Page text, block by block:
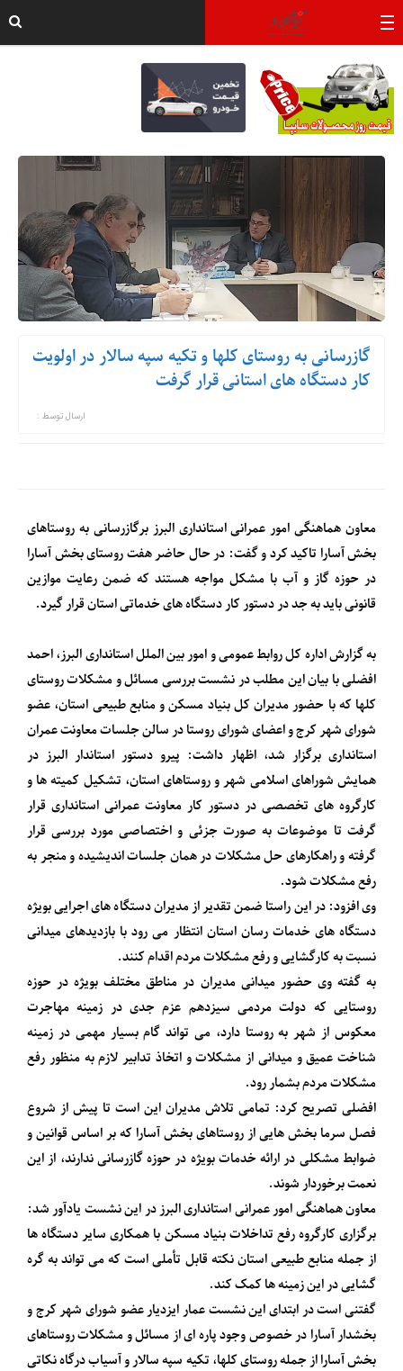
گازرسانی به روستای کلها و تکیه سپه سالار در اولویت
کار دستگاه های استانی قرار گرفت
ارسال توسط :
معاون هماهنگی امور عمرانی استانداری البرز برگازرسانی به روستاهای
بخش آسارا تاکید کرد و گفت: در حال حاضر هفت روستای بخش آسارا
در حوزه گاز و آب با مشکل مواجه هستند که ضمن رعایت موازین
قانونی باید به جد در دستور کار دستگاه های خدماتی استان قرار گیرد.
به گزارش اداره کل روابط عمومی و امور بین الملل استانداری البرز، احمد
افضلی با بیان این مطلب در نشست بررسی مسائل و مشکلات روستای
کلها که با حضور مدیران کل بنیاد مسکن و منابع طبیعی استان، عضو
شورای شهر کرج و اعضای شورای روستا در سالن جلسات معاونت عمران
استانداری برگزار شد، اظهار داشت: پیرو دستور استاندار البرز در
همایش شوراهای اسلامی شهر و روستاهای استان، تشکیل کمیته ها و
کارگروه های تخصصی در دستور کار معاونت عمرانی استانداری قرار
گرفت تا موضوعات به صورت جزئی و اختصاصی مورد بررسی قرار
گرفته و راهکارهای حل مشکلات در همان جلسات اندیشیده و منجر به
رفع مشکلات شود.
وی افزود: در این راستا ضمن تقدیر از مدیران دستگاه های اجرایی بویژه
دستگاه های خدمات رسان استان انتظار می رود با بازدیدهای میدانی
نسبت به کارگشایی و رفع مشکلات مردم اقدام کنند.
به گفته وی حضور میدانی مدیران در مناطق مختلف بویژه در حوزه
روستایی که دولت مردمی سیزدهم عزم جدی در زمینه مهاجرت
معکوس از شهر به روستا دارد، می تواند گام بسیار مهمی در زمینه
شناخت عمیق و میدانی از مشکلات و اتخاذ تدابیر لازم به منظور رفع
مشکلات مردم بشمار رود.
افضلی تصریح کرد: تمامی تلاش مدیران این است تا پیش از شروع
فصل سرما بخش هایی از روستاهای بخش آسارا که بر اساس قوانین و
ضوابط مشکلی در ارائه خدمات بویژه در حوزه گازرسانی ندارند، از این
نعمت برخوردار شوند.
معاون هماهنگی امور عمرانی استانداری البرز در این نشست یادآور شد:
برگزاری کارگروه رفع تداخلات بنیاد مسکن با همکاری سایر دستگاه ها
از جمله منابع طبیعی استان نکته قابل تأملی است که می تواند به گره
گشایی در این زمینه ها کمک کند.
گفتنی است در ابتدای این نشست عمار ایزدیار عضو شورای شهر کرج و
بخشدار آسارا در خصوص وجود پاره ای از مسائل و مشکلات روستاهای
بخش آسارا از جمله روستای کلها، تکیه سپه سالار و آسیاب درگاه نکاتی